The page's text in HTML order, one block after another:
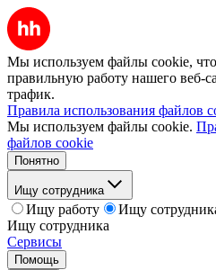
Мы используем файлы cookie,
правильную работу нашего веб-
трафик.
Правила использования файлов
Мы используем файлы cookie.
файлов cookie
Понятно
Ищу сотрудника
Ищу работу
Ищу
Ищу сотрудника
Сервисы
Помощь